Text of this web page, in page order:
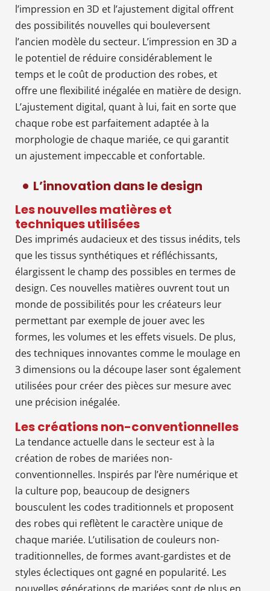
l’impression en 3D et l’ajustement digital offrent
des possibilités nouvelles qui bouleversent
l’ancien modèle du secteur. L’impression en 3D a
le potentiel de réduire considérablement le
temps et le coût de production des robes, et
offre une flexibilité inégalée en matière de design.
L’ajustement digital, quant à lui, fait en sorte que
chaque robe est parfaitement adaptée à la
morphologie de chaque mariée, ce qui garantit
un ajustement impeccable et confortable.
L’innovation dans le design
Les nouvelles matières et
techniques utilisées
Des imprimés audacieux et des tissus inédits, tels
que les tissus synthétiques et réfléchissants,
élargissent le champ des possibles en termes de
design. Ces nouvelles matières ouvrent tout un
monde de possibilités pour les créateurs leur
permettant par exemple de jouer avec les
formes, les volumes et les effets visuels. De plus,
des techniques innovantes comme le moulage en
3 dimensions ou la découpe laser sont également
utilisées pour créer des pièces sur mesure avec
une précision inégalée.
Les créations non-conventionnelles
La tendance actuelle dans le secteur est à la
création de robes de mariées non-
conventionnelles. Inspirés par l’ère numérique et
la culture pop, beaucoup de designers
bousculent les codes traditionnels et proposent
des robes qui reflètent le caractère unique de
chaque mariée. L’utilisation de couleurs non-
traditionnelles, de formes avant-gardistes et de
styles éclectiques ont gagné en popularité. Les